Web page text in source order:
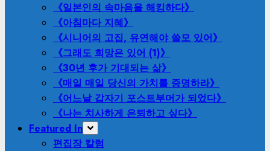
《일본인의 속마음을 해킹하다》
《아침마다 지혜》
《시니어의 고집, 유연해야 쓸모 있어》
《그래도 희망은 있어 (1)》
《30년 후가 기대되는 삶》
《매일 매일 당신의 가치를 증명하라》
《어느날 갑자기 포스트부머가 되었다》
《나는 치사하게 은퇴하고 싶다》
Featured In
편집장 칼럼